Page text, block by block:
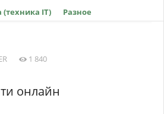
(техника IT) Разное
1 840
онлайн